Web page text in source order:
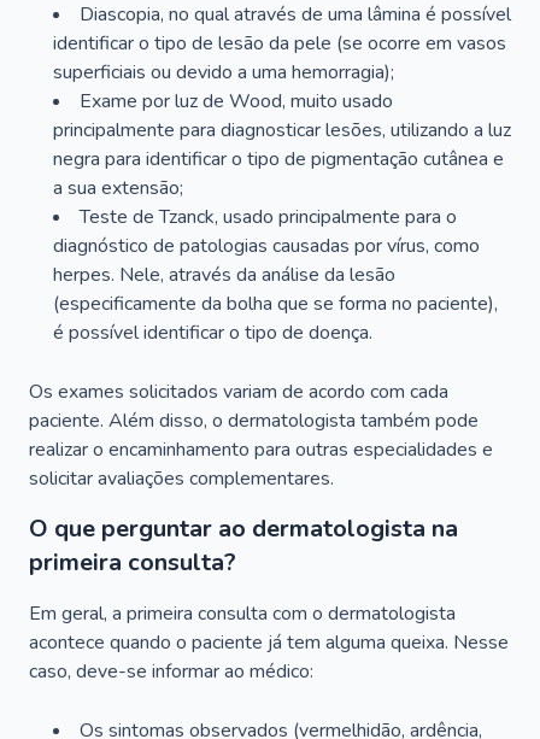
Diascopia, no qual através de uma lâmina é possível
identificar o tipo de lesão da pele (se ocorre em vasos
superficiais ou devido a uma hemorragia);
Exame por luz de Wood, muito usado
principalmente para diagnosticar lesões, utilizando a luz
negra para identificar o tipo de pigmentação cutânea e
a sua extensão;
Teste de Tzanck, usado principalmente para o
diagnóstico de patologias causadas por vírus, como
herpes. Nele, através da análise da lesão
(especificamente da bolha que se forma no paciente),
é possível identificar o tipo de doença.
Os exames solicitados variam de acordo com cada
paciente. Além disso, o dermatologista também pode
realizar o encaminhamento para outras especialidades e
solicitar avaliações complementares.
O que perguntar ao dermatologista na
primeira consulta?
Em geral, a primeira consulta com o dermatologista
acontece quando o paciente já tem alguma queixa. Nesse
caso, deve-se informar ao médico:
Os sintomas observados (vermelhidão, ardência,